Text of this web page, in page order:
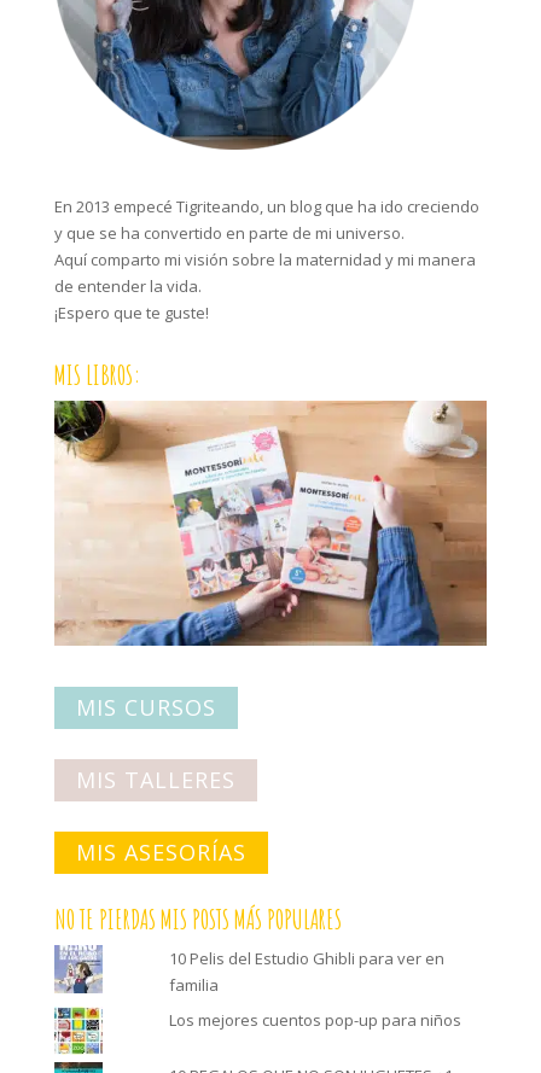
En 2013 empecé Tigriteando, un blog que ha ido creciendo
y que se ha convertido en parte de mi universo.
Aquí comparto mi visión sobre la maternidad y mi manera
de entender la vida.
¡Espero que te guste!
MIS LIBROS:
MIS CURSOS
MIS TALLERES
MIS ASESORÍAS
NO TE PIERDAS MIS POSTS MÁS POPULARES
10 Pelis del Estudio Ghibli para ver en
familia
Los mejores cuentos pop-up para niños